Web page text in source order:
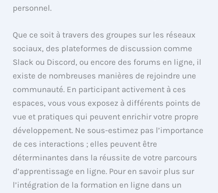
personnel.
Que ce soit à travers des groupes sur les réseaux
sociaux, des plateformes de discussion comme
Slack ou Discord, ou encore des forums en ligne, il
existe de nombreuses manières de rejoindre une
communauté. En participant activement à ces
espaces, vous vous exposez à différents points de
vue et pratiques qui peuvent enrichir votre propre
développement. Ne sous-estimez pas l’importance
de ces interactions ; elles peuvent être
déterminantes dans la réussite de votre parcours
d’apprentissage en ligne. Pour en savoir plus sur
l’intégration de la formation en ligne dans un